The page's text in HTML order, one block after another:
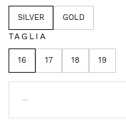
SILVER GOLD
TAGLIA
16 17 18 19